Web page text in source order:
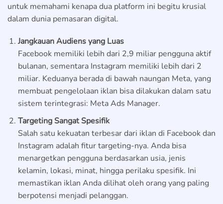
untuk memahami kenapa dua platform ini begitu krusial
dalam dunia pemasaran digital.
Jangkauan Audiens yang Luas
Facebook memiliki lebih dari 2,9 miliar pengguna aktif
bulanan, sementara Instagram memiliki lebih dari 2
miliar. Keduanya berada di bawah naungan Meta, yang
membuat pengelolaan iklan bisa dilakukan dalam satu
sistem terintegrasi: Meta Ads Manager.
Targeting Sangat Spesifik
Salah satu kekuatan terbesar dari iklan di Facebook dan
Instagram adalah fitur targeting-nya. Anda bisa
menargetkan pengguna berdasarkan usia, jenis
kelamin, lokasi, minat, hingga perilaku spesifik. Ini
memastikan iklan Anda dilihat oleh orang yang paling
berpotensi menjadi pelanggan.